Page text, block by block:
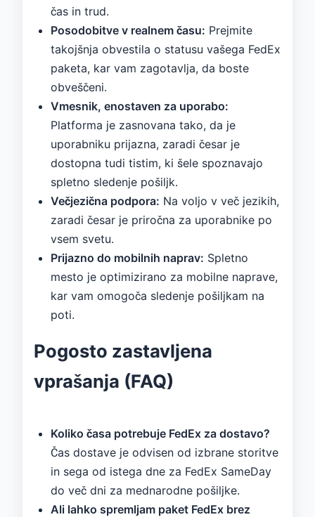
čas in trud.
Posodobitve v realnem času: Prejmite
takojšnja obvestila o statusu vašega FedEx
paketa, kar vam zagotavlja, da boste
obveščeni.
Vmesnik, enostaven za uporabo:
Platforma je zasnovana tako, da je
uporabniku prijazna, zaradi česar je
dostopna tudi tistim, ki šele spoznavajo
spletno sledenje pošiljk.
Večjezična podpora: Na voljo v več jezikih,
zaradi česar je priročna za uporabnike po
vsem svetu.
Prijazno do mobilnih naprav: Spletno
mesto je optimizirano za mobilne naprave,
kar vam omogoča sledenje pošiljkam na
poti.
Pogosto zastavljena
vprašanja (FAQ)
Koliko časa potrebuje FedEx za dostavo?
Čas dostave je odvisen od izbrane storitve
in sega od istega dne za FedEx SameDay
do več dni za mednarodne pošiljke.
Ali lahko spremljam paket FedEx brez